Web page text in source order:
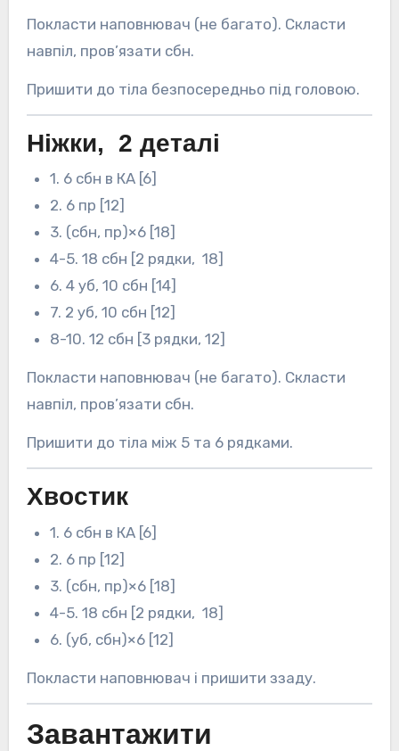
Покласти наповнювач (не багато). Скласти
навпіл, пров’язати сбн.
Пришити до тіла безпосередньо під головою.
Ніжки, 2 деталі
1. 6 сбн в КА [6]
2. 6 пр [12]
3. (сбн, пр)×6 [18]
4-5. 18 сбн [2 рядки, 18]
6. 4 уб, 10 сбн [14]
7. 2 уб, 10 сбн [12]
8-10. 12 сбн [3 рядки, 12]
Покласти наповнювач (не багато). Скласти
навпіл, пров’язати сбн.
Пришити до тіла між 5 та 6 рядками.
Хвостик
1. 6 сбн в КА [6]
2. 6 пр [12]
3. (сбн, пр)×6 [18]
4-5. 18 сбн [2 рядки, 18]
6. (уб, сбн)×6 [12]
Покласти наповнювач і пришити ззаду.
Завантажити